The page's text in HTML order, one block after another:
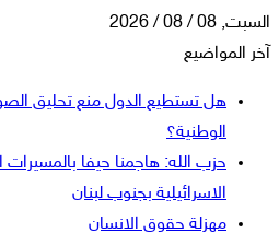
السبت, 08 / 08 / 2026
آخر المواضيع
هل تستطيع الدول منع تحليق
الوطنية؟
حزب الله: هاجمنا حيفا بالمسيرات
الاسرائيلية بجنوب لبنان
مهزلة حقوق الانسان